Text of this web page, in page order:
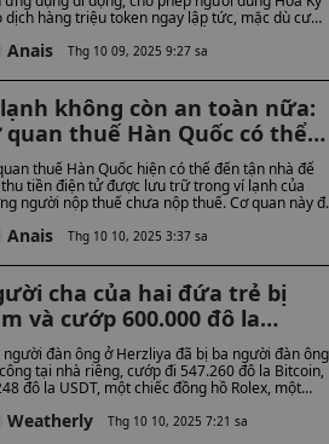
dịch hàng triệu token ngay lập tức, mặc dù cư
sàn giao dịch phi tập trung DEX là 1inch và 0x
tại các tiểu bang được phép.
Anais Thg 10 09, 2025 9:27 sa
không còn an toàn nữa:
quan thuế Hàn Quốc có thể
thu tiền điện tử ngoại
tiếp từ nhà của những
trốn thuế
thuế Hàn Quốc hiện có thể đến tận nhà để
tiền điện tử được lưu trữ trong ví lạnh của
người nộp thuế chưa nộp thuế. Cơ quan này
14.000 người trong bốn năm qua.
Anais Thg 10 10, 2025 3:37 sa
cha của hai đứa trẻ bị
và cướp 600.000 đô la
trong vụ đột nhập nhà
bạo của người Israel
người đàn ông ở Herzliya đã bị ba người đàn ông
tại nhà riêng, cướp đi 547.260 đô la Bitcoin,
đô la USDT, một chiếc đồng hồ Rolex, một
đã đâm nạn nhân, đe dọa gia đình anh ta,
Weatherly Thg 10 10, 2025 7:21 sa